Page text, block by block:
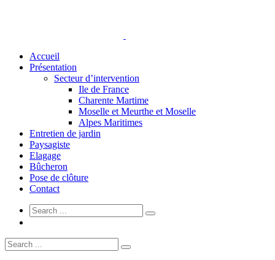
Accueil
Présentation
Secteur d’intervention
Ile de France
Charente Martime
Moselle et Meurthe et Moselle
Alpes Maritimes
Entretien de jardin
Paysagiste
Elagage
Bûcheron
Pose de clôture
Contact